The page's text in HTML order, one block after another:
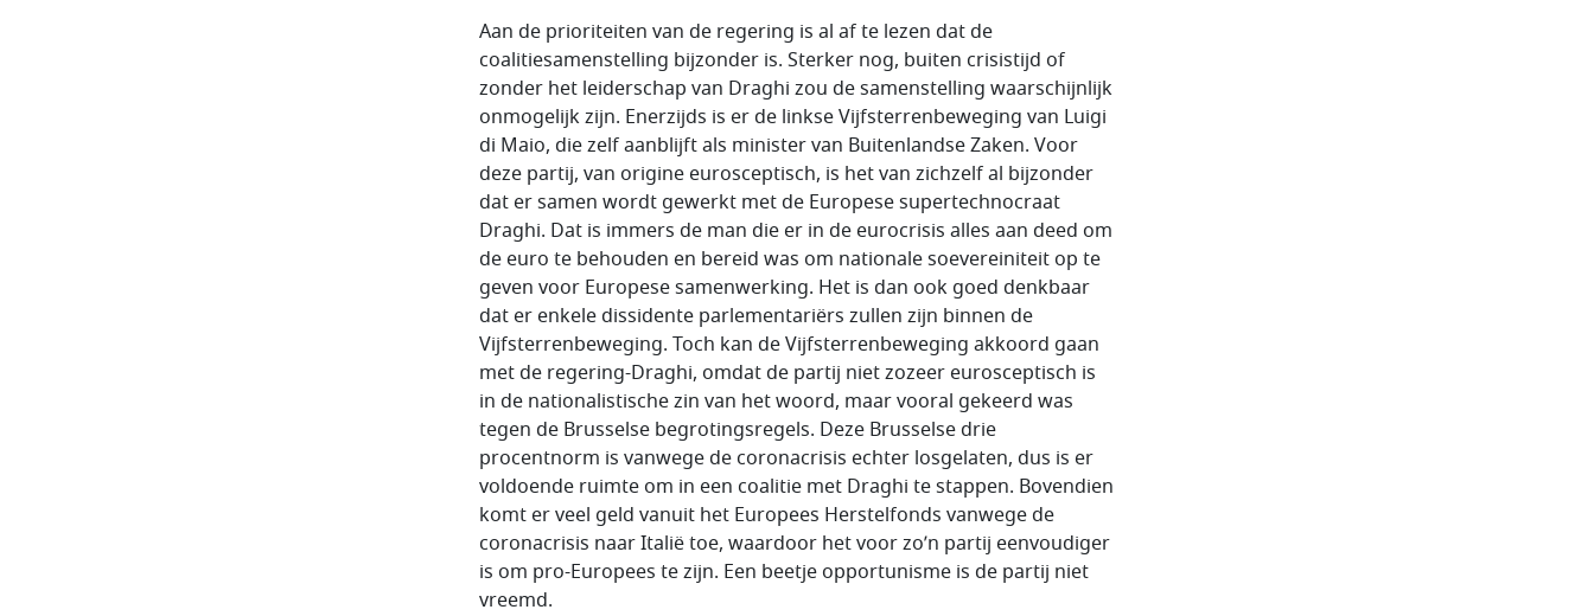
Aan de prioriteiten van de regering is al af te lezen dat de
coalitiesamenstelling bijzonder is. Sterker nog, buiten crisistijd of
zonder het leiderschap van Draghi zou de samenstelling waarschijnlijk
onmogelijk zijn. Enerzijds is er de linkse Vijfsterrenbeweging van Luigi
di Maio, die zelf aanblijft als minister van Buitenlandse Zaken. Voor
deze partij, van origine eurosceptisch, is het van zichzelf al bijzonder
dat er samen wordt gewerkt met de Europese supertechnocraat
Draghi. Dat is immers de man die er in de eurocrisis alles aan deed om
de euro te behouden en bereid was om nationale soevereiniteit op te
geven voor Europese samenwerking. Het is dan ook goed denkbaar
dat er enkele dissidente parlementariërs zullen zijn binnen de
Vijfsterrenbeweging. Toch kan de Vijfsterrenbeweging akkoord gaan
met de regering-Draghi, omdat de partij niet zozeer eurosceptisch is
in de nationalistische zin van het woord, maar vooral gekeerd was
tegen de Brusselse begrotingsregels. Deze Brusselse drie
procentnorm is vanwege de coronacrisis echter losgelaten, dus is er
voldoende ruimte om in een coalitie met Draghi te stappen. Bovendien
komt er veel geld vanuit het Europees Herstelfonds vanwege de
coronacrisis naar Italië toe, waardoor het voor zo’n partij eenvoudiger
is om pro-Europees te zijn. Een beetje opportunisme is de partij niet
vreemd.